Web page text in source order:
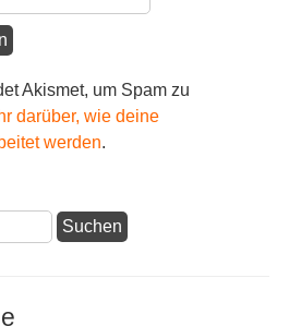
Akismet, um Spam zu
darüber, wie deine
werden.